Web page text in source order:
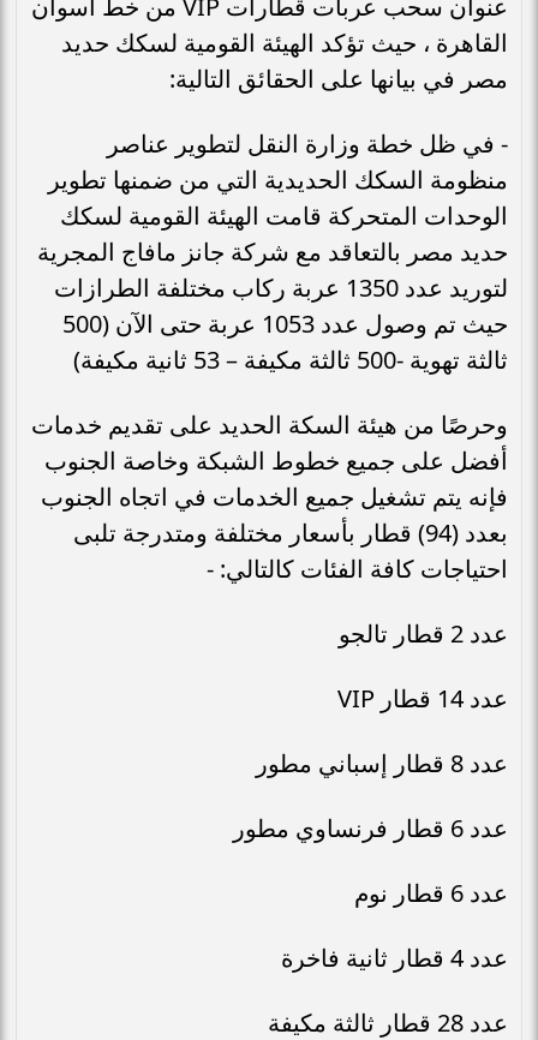
القاهرة ، حيث تؤكد الهيئة القومية لسكك حديد
مصر في بيانها على الحقائق التالية:
- في ظل خطة وزارة النقل لتطوير عناصر
منظومة السكك الحديدية التي من ضمنها تطوير
الوحدات المتحركة قامت الهيئة القومية لسكك
حديد مصر بالتعاقد مع شركة جانز مافاج المجرية
لتوريد عدد 1350 عربة ركاب مختلفة الطرازات
حيث تم وصول عدد 1053 عربة حتى الآن (500
ثالثة تهوية -500 ثالثة مكيفة – 53 ثانية مكيفة)
وحرصًا من هيئة السكة الحديد على تقديم خدمات
أفضل على جميع خطوط الشبكة وخاصة الجنوب
فإنه يتم تشغيل جميع الخدمات في اتجاه الجنوب
بعدد (94) قطار بأسعار مختلفة ومتدرجة تلبى
احتياجات كافة الفئات كالتالي: -
عدد 2 قطار تالجو
عدد 14 قطار VIP
عدد 8 قطار إسباني مطور
عدد 6 قطار فرنساوي مطور
عدد 6 قطار نوم
عدد 4 قطار ثانية فاخرة
عدد 28 قطار ثالثة مكيفة